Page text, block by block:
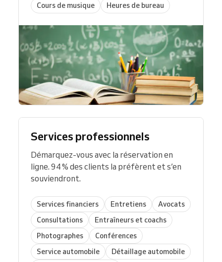
Cours de musique
Heures de bureau
Services professionnels
Démarquez-vous avec la réservation en
ligne. 94 % des clients la préfèrent et s’en
souviendront.
Services financiers Entretiens
Avocats
Consultations
Entraîneurs et coachs
Photographes
Conférences
Service automobile
Détaillage automobile